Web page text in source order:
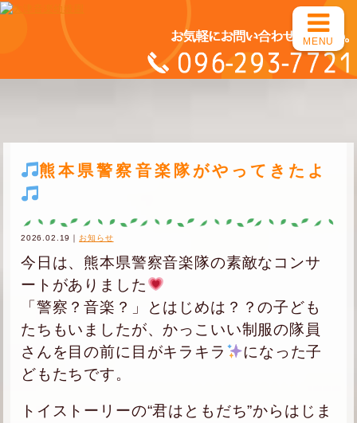
熊本県警察音楽隊がやってきたよ
2026.02.19｜ お知らせ
今日は、熊本県警察音楽隊の素敵なコンサ
ートがありました
「警察？音楽？」とはじめは？？の子ども
たちもいましたが、かっこいい制服の隊員
さんを目の前に目がキラキラ
になった子
どもたちです。
トイストーリーの“君はともだち”からはじま
MENU